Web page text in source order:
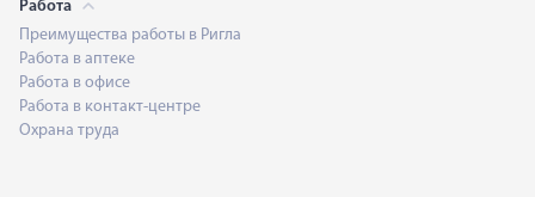
Работа
Преимущества работы в Ригла
Работа в аптеке
Работа в офисе
Работа в контакт-центре
Охрана труда